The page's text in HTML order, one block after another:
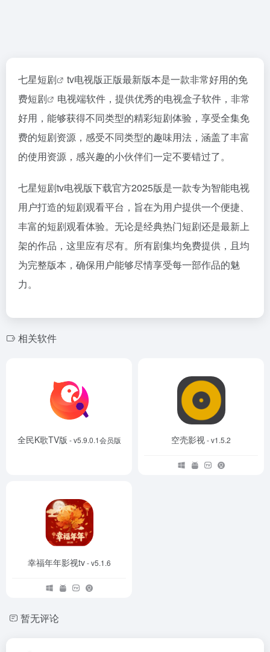
七星短剧
tv电视版正版最新版本是一款非常好用的免
费短剧
电视端软件，提供优秀的电视盒子软件，非常
好用，能够获得不同类型的精彩短剧体验，享受全集免
费的短剧资源，感受不同类型的趣味用法，涵盖了丰富
的使用资源，感兴趣的小伙伴们一定不要错过了。
七星短剧tv电视版下载官方2025版是一款专为智能电视
用户打造的短剧观看平台，旨在为用户提供一个便捷、
丰富的短剧观看体验。无论是经典热门短剧还是最新上
架的作品，这里应有尽有。所有剧集均免费提供，且均
为完整版本，确保用户能够尽情享受每一部作品的魅
力。
相关软件
全民K歌TV版 - v5.9.0.1会员版 空壳影视- v1.5.2
幸福年年影视tv- v5.1.6
暂无评论